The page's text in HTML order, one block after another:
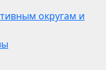
округам и